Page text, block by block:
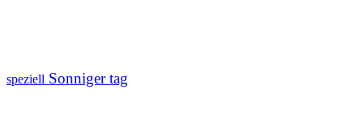
speziell Sonniger tag